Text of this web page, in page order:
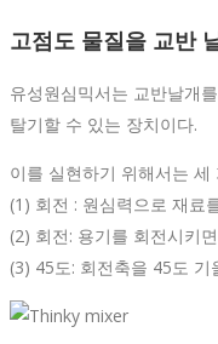
고점도 물질을 교반
유성원심믹서는 교반날개
탈기할 수 있는 장치이다.
이를 실현하기 위해서는
(1) 회전 : 원심력으로 재료
(2) 회전: 용기를 회전시키
(3) 45도: 회전축을 45도